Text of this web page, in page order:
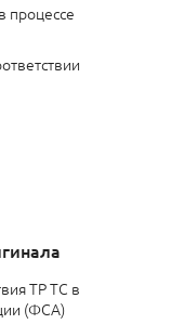
процессе
ТР ТС в
(ФСА)